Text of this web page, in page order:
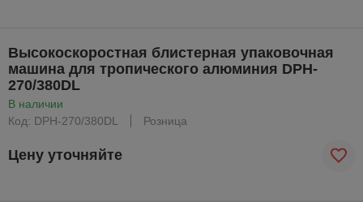
Высокоскоростная блистерная упаковочная
машина для тропического алюминия DPH-
270/380DL
В наличии
Код: DPH-270/380DL
Розница
Цену уточняйте